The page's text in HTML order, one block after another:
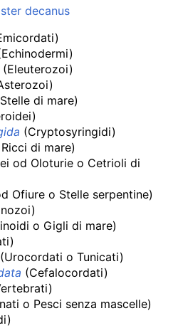
decanus
(Eleuterozoi)
di mare)
(Cryptosyringidi)
di mare)
od Oloturie o Cetrioli di
Ofiure o Stelle serpentine)
o Gigli di mare)
(Urocordati o Tunicati)
(Cefalocordati)
o Pesci senza mascelle)